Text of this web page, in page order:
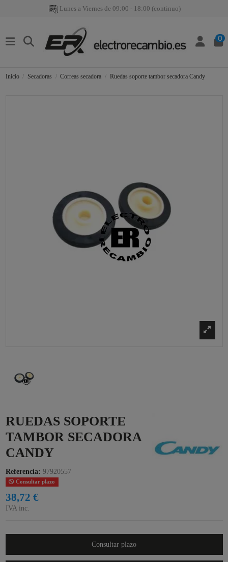
Lunes a Viernes de 09:00 - 18:00 (continuo)
0
Inicio Secadoras Correas secadora Ruedas soporte tambor secadora Candy
RUEDAS SOPORTE
TAMBOR SECADORA
CANDY
Referencia: 97920557
Consultar plazo
38,72 €
IVA inc.
Consultar plazo